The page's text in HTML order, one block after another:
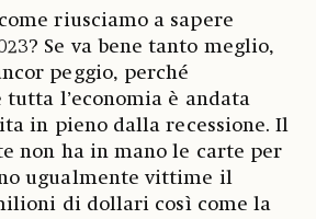
riusciamo a sapere
Se va bene tanto meglio,
peggio, perché
l’economia è andata
in pieno dalla recessione. Il
non ha in mano le carte per
ugualmente vittime il
di dollari così come la